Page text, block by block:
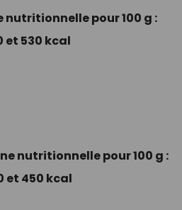
nutritionnelle pour 100 g :
et 530 kcal
nutritionnelle pour 100 g :
et 450 kcal